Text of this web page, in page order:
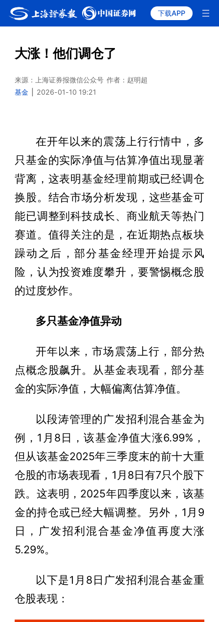
下载APP
大涨！他们调仓了
来源：上海证券报微信公众号 作者：赵明超
基金
2026-01-10 19:21
在开年以来的震荡上行行情中，多
只基金的实际净值与估算净值出现显著
背离，这表明基金经理前期或已经调仓
换股。结合市场分析发现，这些基金可
能已调整到科技成长、商业航天等热门
赛道。值得关注的是，在近期热点板块
躁动之后，部分基金经理开始提示风
险，认为投资难度攀升，要警惕概念股
的过度炒作。
多只基金净值异动
开年以来，市场震荡上行，部分热
点概念股飙升。从基金表现看，部分基
金的实际净值，大幅偏离估算净值。
以段涛管理的广发招利混合基金为
例，1月8日，该基金净值大涨6.99%，
但从该基金2025年三季度末的前十大重
仓股的市场表现看，1月8日有7只个股下
跌。这表明，2025年四季度以来，该基
金的持仓或已经大幅调整。另外，1月9
日，广发招利混合基金净值再度大涨
5.29%。
以下是1月8日广发招利混合基金重
仓股表现：